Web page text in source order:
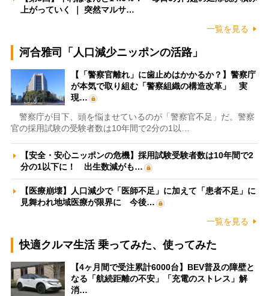
上がっていく ｜ 突然マルサ…
一覧を見る
河合雅司「人口減少ニッポンの活路」
【「警察官離れ」に歯止めはかかるか？】警察庁
が本気で取り組む「警察組織の構造改革」 実
現…
警察庁が目下、頭を悩ませているのが「警察官不足」だ。警察
官の採用試験の受験者数は10年間で2分の1以…
【安全・安心ニッポンの危機】採用試験受験者数は10年間で2
分の1以下に！ 出生数減がも…
【医療崩壊】人口減少で「医師不足」に加えて「患者不足」に
見舞われ地域医療が限界に 今後…
一覧を見る
快適クルマ生活 乗ってみた、使ってみた
【4ヶ月間で受注累計6000台】BEV普及の障壁と
なる「航続距離の不安」「充電のストレス」解
消…